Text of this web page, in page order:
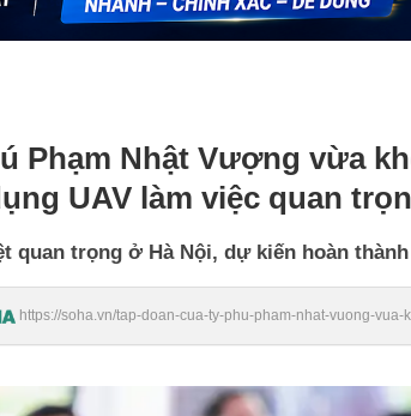
Phạm Nhật Vượng vừa
UAV làm việc quan
trọng ở Hà Nội, dự kiến hoàn thành
https://soha.vn/tap-doan-cua-ty-phu-pham-nhat-vuong-